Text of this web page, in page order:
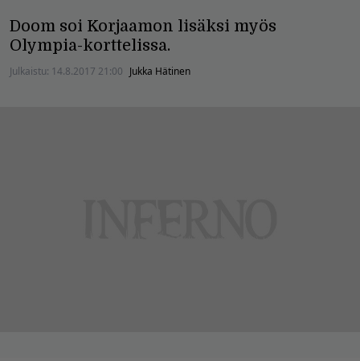
Doom soi Korjaamon lisäksi myös
Olympia-korttelissa.
Julkaistu: 14.8.2017 21:00 Jukka Hätinen